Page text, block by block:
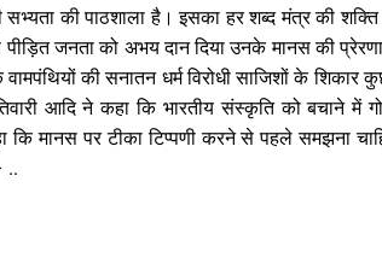
की पाठशाला है। इसका हर शब्द मंत्र की शक्ति
जनता को अभय दान दिया उनके मानस की
की सनातन धर्म विरोधी साजिशों के शिकार
आदि ने कहा कि भारतीय संस्कृति को बचाने में
मानस पर टीका टिप्पणी करने से पहले समझना
..